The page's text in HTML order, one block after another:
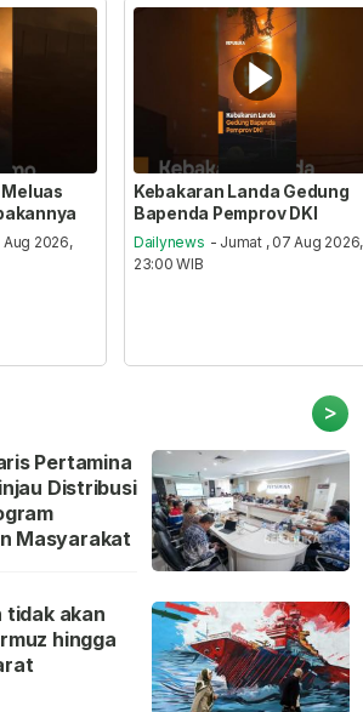
Aug 2026,
Kebakaran Landa Gedung
Bapenda Pemprov DKI
Dailynews - Jumat , 07 Aug 2026,
23:00 WIB
>
Pertamina
Distribusi
Masyarakat
tidak akan
hingga